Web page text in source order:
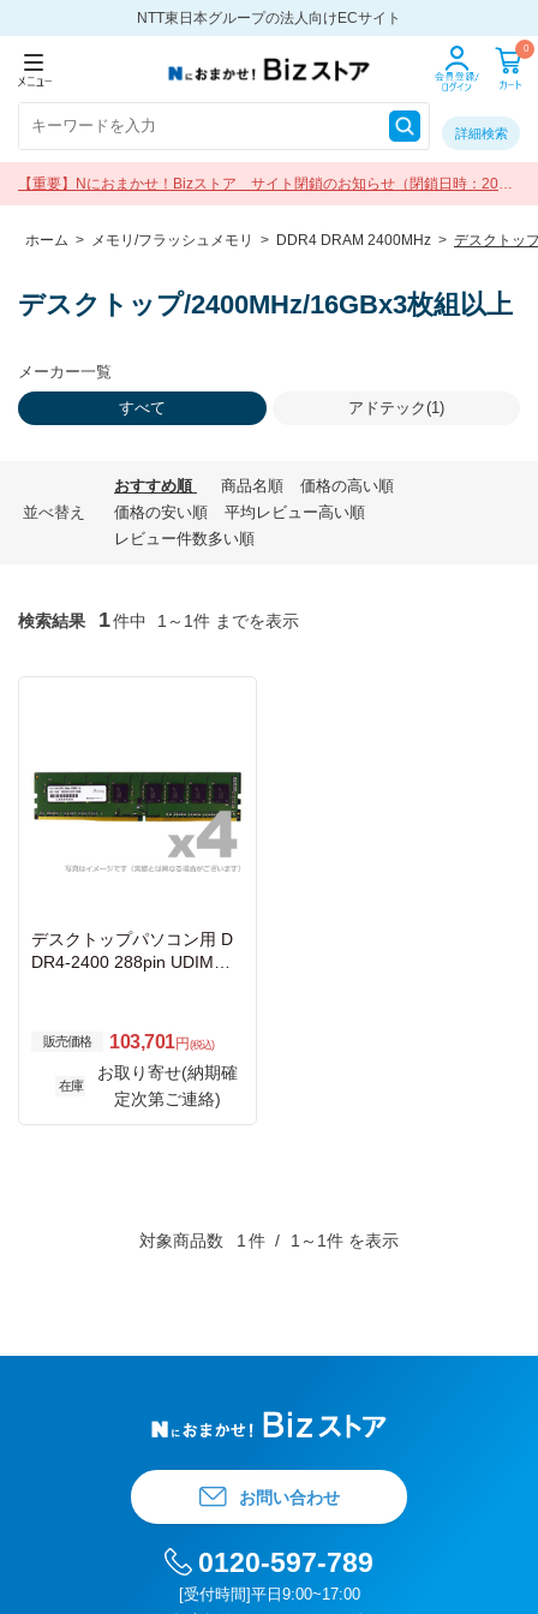
NTT東日本グループの法人向けECサイト
0
詳細検索
【重要】Nにおまかせ！Bizストア サイト閉鎖のお知らせ（閉鎖日時：2026
年9月30日 17:00）
ホーム > メモリ/フラッシュメモリ > DDR4 DRAM 2400MHz > デスクトッ
デスクトップ/2400MHz/16GBx3枚組以上
メーカー一覧
すべて
アドテック(1)
並べ替え
おすすめ順 商品名順
価格の高い順
価格の安い順
平均レビュー高い順
レビュー件数多い順
検索結果 1件中 1～1件 までを表示
デスクトップパソコン用 D
DR4-2400 288pin UDIMM 1
販売価格 103,701円 (税込)
在庫
お取り寄せ(納期確
定次第ご連絡)
対象商品数 1 件 1～1件 を表示
お問い合わせ
0120-597-789
[受付時間]平日9:00~17:00